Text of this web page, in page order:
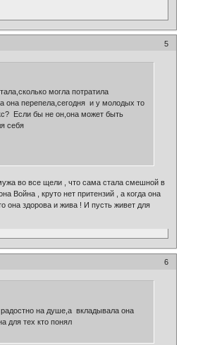
5
могла потратила
она перепела,сегодня и у молодых то
Если бы не он,она может быть
себя
во все щели , что сама стала смешной в
Война , круто нет притензий , а когда она
она здорова и жива ! И пусть живет для
6
на душе,а вкладывала она
для тех кто понял